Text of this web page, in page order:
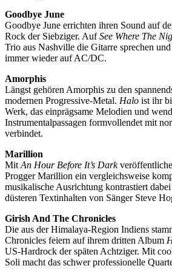
Goodbye June
Goodbye June errichten ihren Sound auf
Rock der Siebziger. AufSee Where The
Trio aus Nashville die Gitarre sprechen
immer wieder auf AC/DC.
Amorphis
Längst gehören Amorphis zu den
modernen Progressive-Metal. Halo ist ihr
Werk, das einprägsame Melodien und
Instrumentalpassagen formvollendet mit
verbindet.
Marillion
Mit An Hour Before It’s Dark
Progger Marillion ein vergleichsweise
musikalische Ausrichtung kontrastiert
düsteren Textinhalten von Sänger Steve
Girish And The Chronicles
Die aus der Himalaya-Region Indiens
Chronicles feiern auf ihrem dritten Album
US-Hardrock der späten Achtziger. Mit
Soli macht das schwer professionelle